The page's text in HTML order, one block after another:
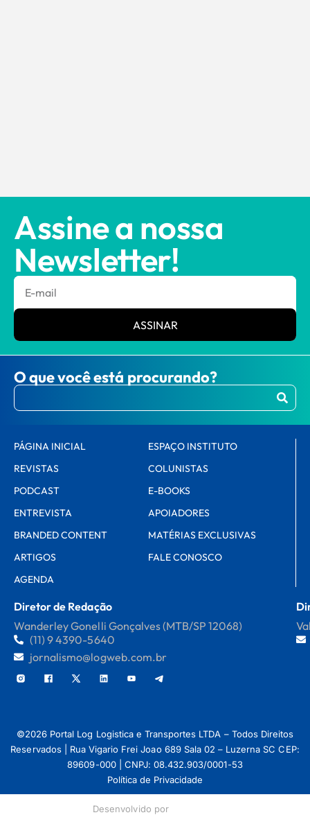
Assine a nossa
Newsletter!
ASSINAR
O que você está procurando?
PÁGINA INICIAL
REVISTAS
PODCAST
ENTREVISTA
BRANDED CONTENT
ARTIGOS
AGENDA
ESPAÇO INSTITUTO
COLUNISTAS
E-BOOKS
APOIADORES
MATÉRIAS EXCLUSIVAS
FALE CONOSCO
Diretor de Redação
Wanderley Gonelli Gonçalves (MTB/SP 12068)
(11) 9 4390-5640
jornalismo@logweb.com.br
©2026 Portal Log Logistica e Transportes LTDA – Todos Direitos
Reservados | Rua Vigario Frei Joao 689 Sala 02 – Luzerna SC CEP:
89609-000 | CNPJ: 08.432.903/0001-53
Política de Privacidade
Desenvolvido por